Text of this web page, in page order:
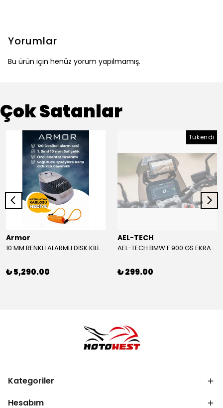
Yorumlar
Bu ürün için henüz yorum yapılmamış.
Çok Satanlar
Armor
10 MM RENKLİ ALARMLI DİSK KİLİDİ YENİ VERSİYON
₺ 5,290.00
Tükendi
AEL-TECH
AEL-TECH BMW F 900 GS EKRAN/GÖSTERGE KORUYUCU 2024-2025
₺ 299.00
Kategoriler
Hesabım